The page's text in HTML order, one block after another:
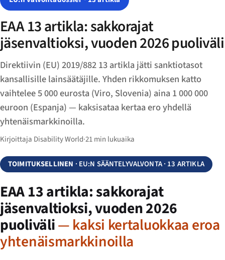
EAA 13 artikla: sakkorajat
jäsenvaltioksi, vuoden 2026 puoliväli
Direktiivin (EU) 2019/882 13 artikla jätti sanktiotasot
kansallisille lainsäätäjille. Yhden rikkomuksen katto
vaihtelee 5 000 eurosta (Viro, Slovenia) aina 1 000 000
euroon (Espanja) — kaksisataa kertaa ero yhdellä
yhtenäismarkkinoilla.
Kirjoittaja Disability World·21 min lukuaika
TOIMITUKSELLINEN · EU:N SÄÄNTELYVALVONTA · 13 ARTIKLA
EAA 13 artikla: sakkorajat
jäsenvaltioksi, vuoden 2026
puoliväli— kaksi kertaluokkaa eroa
yhtenäismarkkinoilla